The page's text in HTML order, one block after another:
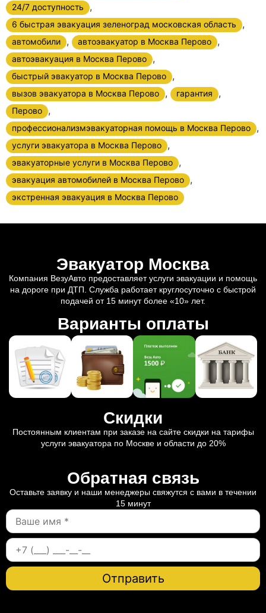
24/7 доступность ,
6 быстрая эвакуация зеленоград московская область ,
автомобили , автоэвакуатор в Москва Перово ,
автоэвакуация в Москва Перово ,
быстрый эвакуатор в Москва Перово ,
вызов эвакуатора в Москва Перово , гарантия ,
Перово ,
профессионализмэвакуаторная помощь в Москва Перово ,
услуги эвакуатора в Москва Перово ,
эвакуаторные услуги в Москва Перово ,
эвакуация автомобилей в Москва Перово ,
экстренная эвакуация в Москва Перово
Эвакуатор Москва
Компания ВезуАвто предоставляет услуги эвакуации и помощь
на дороге при ДТП. Служба работает круглосуточно с быстрой
подачей от 15 минут более «10» лет.
Варианты оплаты
Скидки
Постоянным клиентам при заказе на сайте скидки на тарифы
услуги эвакуатора по Москве и области до 20%
Обратная связь
Оставьте заявку и наши менеджеры свяжутся с вами в течении
15 минут